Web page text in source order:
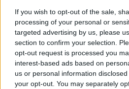
If you wish to opt-out of the sale,
processing of your personal or
targeted advertising by us, please
section to confirm your selection.
opt-out request is processed you
interest-based ads based on
us or personal information
your opt-out. You may separately
Τα καλύτερα είχε να πει για τον
της Βίρτους Μπολόνια, Ντούσκο
Νικόλα Ακέλε.
Τζέρεμι
“Δεν τα
09/NOV/25